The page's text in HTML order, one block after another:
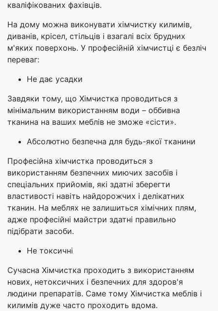
кваліфікованих фахівців.
На дому можна виконувати хімчистку килимів,
диванів, крісел, стільців і взагалі всіх брудних
м'яких поверхонь. У професійній хімчистці є безліч
переваг:
Не дає усадки
Завдяки тому, що Хімчистка проводиться з
мінімальним використанням води – оббивна
тканина на ваших меблів не зможе «сісти».
Абсолютно безпечна для будь-якої тканини
Професійна хімчистка проводиться з
використанням безпечних миючих засобів і
спеціальних прийомів, які здатні зберегти
властивості навіть найдорожчих і делікатних
тканин. На меблях не залишиться хімічних плям,
адже професійні майстри здатні правильно
підібрати засоби.
Не токсичні
Сучасна Хімчистка проходить з використанням
нових, нетоксичних і безпечних для здоров'я
людини препаратів. Саме тому Хімчистка меблів і
килимів дуже часто проходить вдома.